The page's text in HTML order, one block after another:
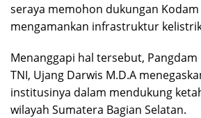
seraya memohon dukungan
mengamankan infrastruktur
Menanggapi hal tersebut, Pangdam
TNI, Ujang Darwis M.D.A
institusinya dalam mendukung
wilayah Sumatera Bagian Selatan.